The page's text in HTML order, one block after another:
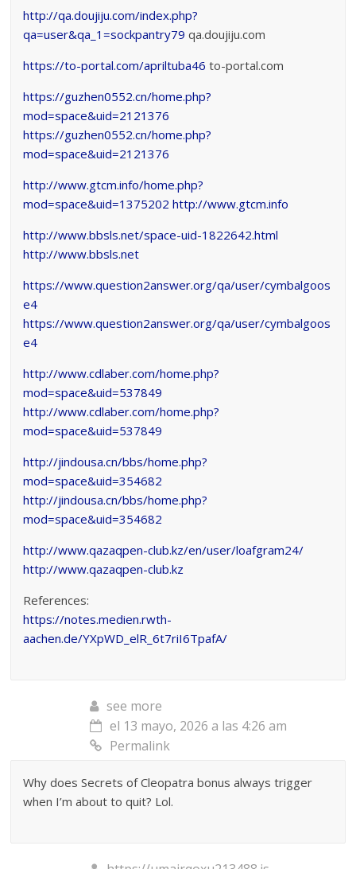
http://qa.doujiju.com/index.php?
qa=user&qa_1=sockpantry79 qa.doujiju.com
https://to-portal.com/apriltuba46 to-portal.com
https://guzhen0552.cn/home.php?
mod=space&uid=2121376
https://guzhen0552.cn/home.php?
mod=space&uid=2121376
http://www.gtcm.info/home.php?
mod=space&uid=1375202 http://www.gtcm.info
http://www.bbsls.net/space-uid-1822642.html
http://www.bbsls.net
https://www.question2answer.org/qa/user/cymbalgoos
e4
https://www.question2answer.org/qa/user/cymbalgoos
e4
http://www.cdlaber.com/home.php?
mod=space&uid=537849
http://www.cdlaber.com/home.php?
mod=space&uid=537849
http://jindousa.cn/bbs/home.php?
mod=space&uid=354682
http://jindousa.cn/bbs/home.php?
mod=space&uid=354682
http://www.qazaqpen-club.kz/en/user/loafgram24/
http://www.qazaqpen-club.kz
References:
https://notes.medien.rwth-
aachen.de/YXpWD_elR_6t7riI6TpafA/
see more
el 13 mayo, 2026 a las 4:26 am
Permalink
Why does Secrets of Cleopatra bonus always trigger
when I’m about to quit? Lol.